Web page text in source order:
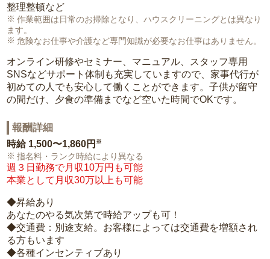
整理整頓など
作業範囲は日常のお掃除となり、ハウスクリーニングとは異なり
ます。
危険なお仕事や介護など専門知識が必要なお仕事はありません。
オンライン研修やセミナー、マニュアル、スタッフ専用
SNSなどサポート体制も充実していますので、家事代行が
初めての人でも安心して働くことができます。子供が留守
の間だけ、夕食の準備までなど空いた時間でOKです。
報酬詳細
時給 1,500〜1,860円 ※
指名料・ランク時給により異なる
週３日勤務で月収10万円も可能
本業として月収30万以上も可能
◆昇給あり
あなたのやる気次第で時給アップも可！
◆交通費：別途支給。お客様によっては交通費を増額され
る方もいます
◆各種インセンティブあり